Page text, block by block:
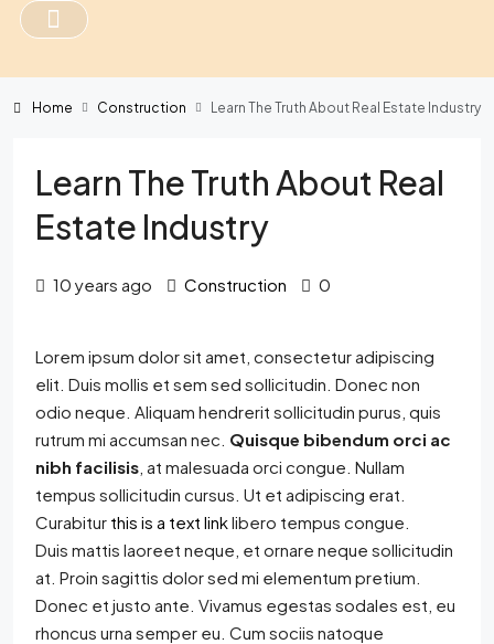
Home Construction Learn The Truth About Real Estate Industry
Learn The Truth About Real
Estate Industry
10 years ago Construction 0
Lorem ipsum dolor sit amet, consectetur adipiscing
elit. Duis mollis et sem sed sollicitudin. Donec non
odio neque. Aliquam hendrerit sollicitudin purus, quis
rutrum mi accumsan nec. Quisque bibendum orci ac
nibh facilisis , at malesuada orci congue. Nullam
tempus sollicitudin cursus. Ut et adipiscing erat.
Curabitur this is a text linklibero tempus congue.
Duis mattis laoreet neque, et ornare neque sollicitudin
at. Proin sagittis dolor sed mi elementum pretium.
Donec et justo ante. Vivamus egestas sodales est, eu
rhoncus urna semper eu. Cum sociis natoque